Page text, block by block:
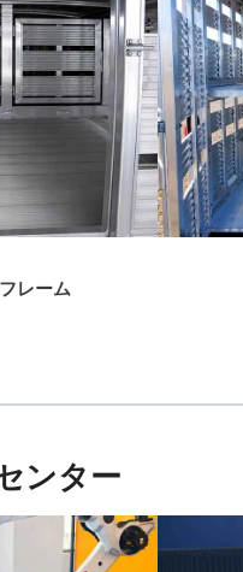
レーム
ンター